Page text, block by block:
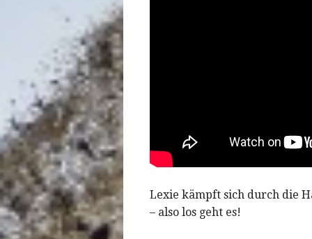
Lexie kämpft sich durch die
– also los geht es!